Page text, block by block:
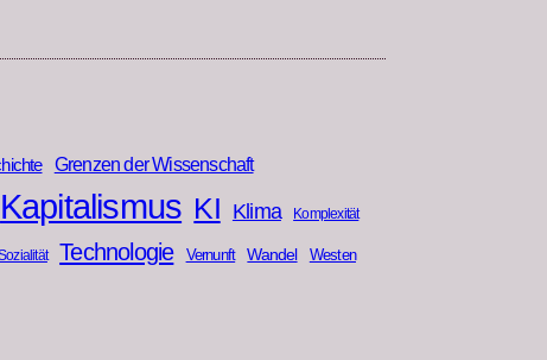
Grenzen der Wissenschaft
Kapitalismus KI Klima Komplexität
Technologie Vernunft Wandel Westen